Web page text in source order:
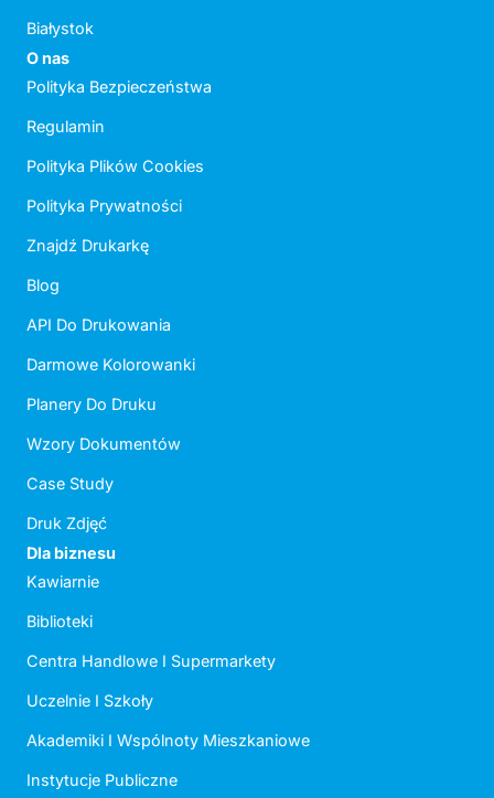
Białystok
O nas
Polityka Bezpieczeństwa
Regulamin
Polityka Plików Cookies
Polityka Prywatności
Znajdź Drukarkę
Blog
API Do Drukowania
Darmowe Kolorowanki
Planery Do Druku
Wzory Dokumentów
Case Study
Druk Zdjęć
Dla biznesu
Kawiarnie
Biblioteki
Centra Handlowe I Supermarkety
Uczelnie I Szkoły
Akademiki I Wspólnoty Mieszkaniowe
Instytucje Publiczne